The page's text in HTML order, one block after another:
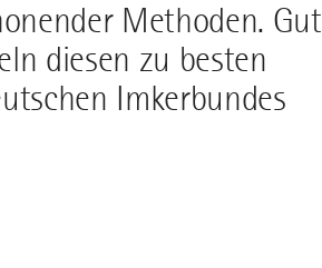
Methoden. Gut
diesen zu besten
Imkerbundes